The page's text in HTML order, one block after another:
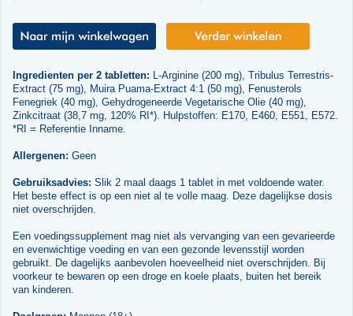
Ingredienten per 2 tabletten: L-Arginine (200 mg), Tribulus Terrestris-
Extract (75 mg), Muira Puama-Extract 4:1 (50 mg), Fenusterols
Fenegriek (40 mg), Gehydrogeneerde Vegetarische Olie (40 mg),
Zinkcitraat (38,7 mg, 120% RI*). Hulpstoffen: E170, E460, E551, E572.
*RI = Referentie Inname.
Allergenen: Geen
Gebruiksadvies: Slik 2 maal daags 1 tablet in met voldoende water.
Het beste effect is op een niet al te volle maag. Deze dagelijkse dosis
niet overschrijden.
Een voedingssupplement mag niet als vervanging van een gevarieerde
en evenwichtige voeding en van een gezonde levensstijl worden
gebruikt. De dagelijks aanbevolen hoeveelheid niet overschrijden. Bij
voorkeur te bewaren op een droge en koele plaats, buiten het bereik
van kinderen.